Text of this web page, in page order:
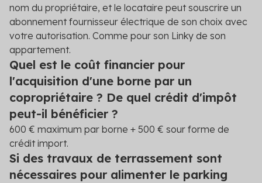
nom du propriétaire, et le locataire peut souscrire un
abonnement fournisseur électrique de son choix avec
votre autorisation. Comme pour son Linky de son
appartement.
Quel est le coût financier pour
l'acquisition d'une borne par un
copropriétaire ? De quel crédit d'impôt
peut-il bénéficier ?
600 € maximum par borne + 500 € sour forme de
crédit import.
Si des travaux de terrassement sont
nécessaires pour alimenter le parking